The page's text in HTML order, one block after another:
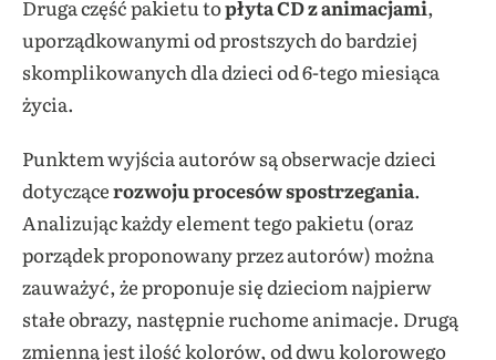
Druga część pakietu topłyta CD z animacjami,
uporządkowanymi od prostszych do bardziej
skomplikowanych dla dzieci od 6-tego miesiąca
życia.
Punktem wyjścia autorów są obserwacje dzieci
dotyczącerozwoju procesów spostrzegania.
Analizując każdy element tego pakietu (oraz
porządek proponowany przez autorów) można
zauważyć, że proponuje się dzieciom najpierw
stałe obrazy, następnie ruchome animacje. Drugą
zmienną jest ilość kolorów, od dwu kolorowego